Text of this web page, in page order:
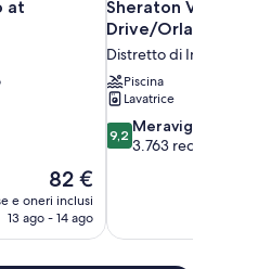
at
Il
prezzo
attuale
82 €
e oneri inclusi
13 ago - 14 ago
Sheraton Vistana
Drive/Orlando
Distretto di
Piscina
Lavatrice
9.2
su
recensioni
9,2 Meraviglioso
3.763 recensioni